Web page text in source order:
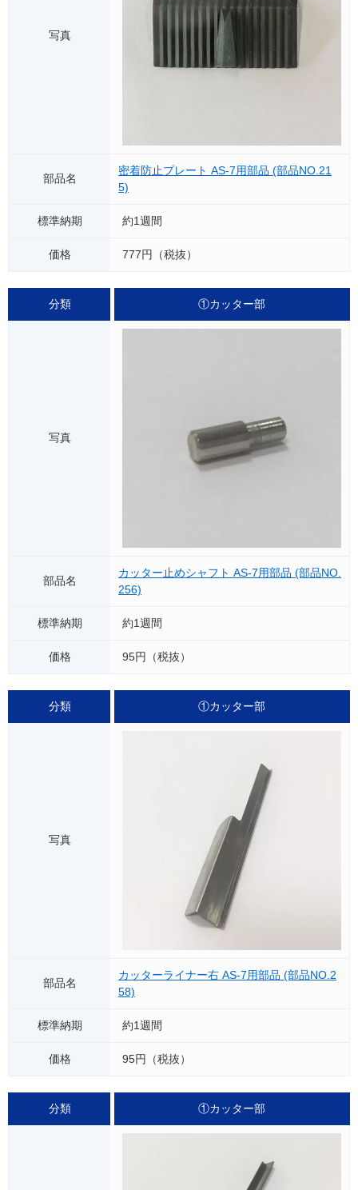
密着防止プレート AS-7用部品 (部品NO.21
5)
約1週間
777円（税抜）
①カッター部
カッター止めシャフト AS-7用部品 (部品NO.
256)
約1週間
95円（税抜）
①カッター部
カッターライナー右 AS-7用部品 (部品NO.2
58)
約1週間
95円（税抜）
①カッター部